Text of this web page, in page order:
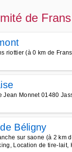
de
riottier (à 0 km de
Jean Monnet 01480
Béligny
sur saone (à 2 km
Location de tire-lait,